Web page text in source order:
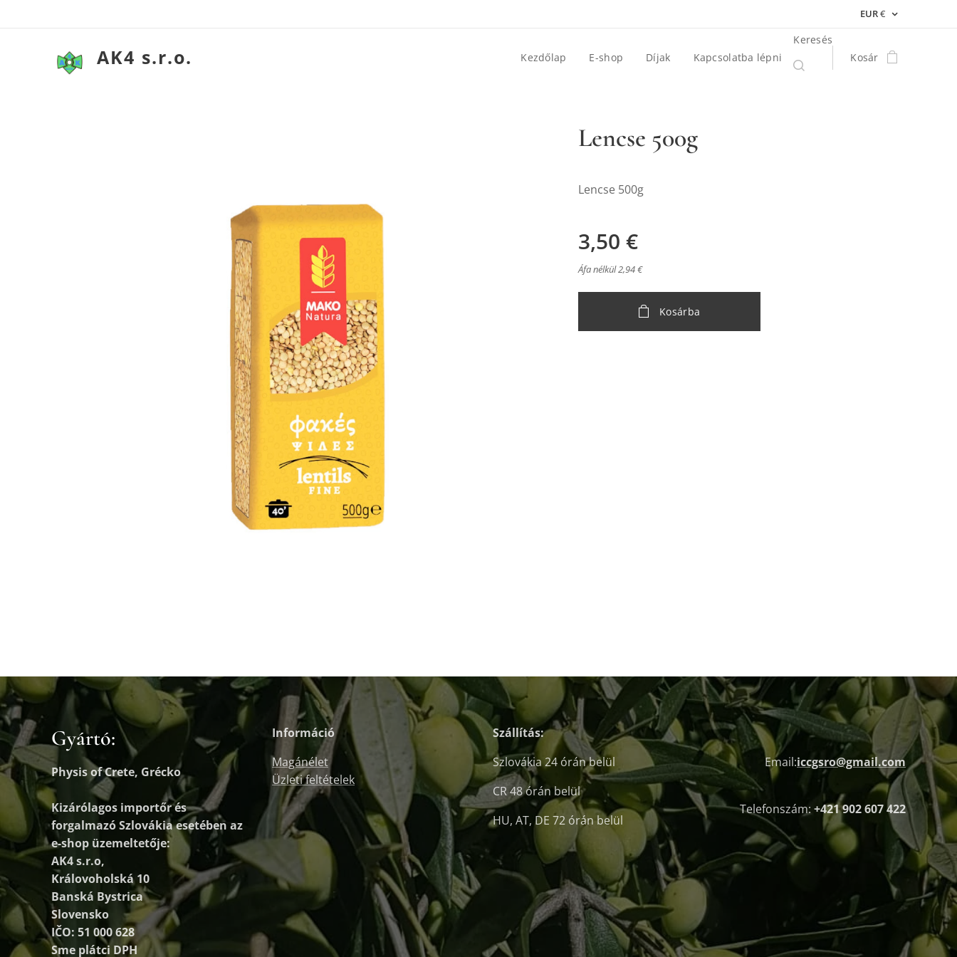
EUR€
AK4 s.r.o. Kezdőlap E-shop Díjak Kapcsolatba lépni
Keresés
Kosár
Lencse 500g
Lencse 500g
3,50 €
Áfa nélkül 2,94 €
Kosárba
Gyártó:
Physis of Crete, Grécko
Kizárólagos importőr és
forgalmazóSzlovákia esetében az
e-shop üzemeltetője:
AK4 s.r.o,
Královoholská 10
Banská Bystrica
Slovensko
IČO: 51 000 628
Sme plátci DPH
Információ
Magánélet
Üzleti feltételek
Szállítás:
Szlovákia 24 órán belül
CR 48 órán belül
HU, AT, DE 72 órán belül
Email:iccgsro@gmail.com
Telefonszám: +421 902 607 422